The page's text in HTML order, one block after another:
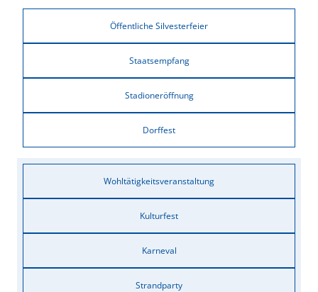
Öffentliche Silvesterfeier
Staatsempfang
Stadioneröffnung
Dorffest
Wohltätigkeitsveranstaltung
Kulturfest
Karneval
Strandparty